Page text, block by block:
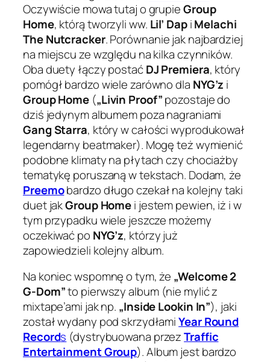
Oczywiście mowa tutaj o grupieGroup
Home, którą tworzyli ww. Lil’ DapiMelachi
The Nutcracker. Porównanie jak najbardziej
na miejscu ze względu na kilka czynników.
Oba duety łączy postaćDJ Premiera, który
pomógł bardzo wiele zarówno dla NYG’z i
Group Home („Livin Proof”pozostaje do
dziś jedynym albumem poza nagraniami
Gang Starra, który w całości wyprodukował
legendarny beatmaker). Mogę też wymienić
podobne klimaty na płytach czy chociażby
tematykę poruszaną w tekstach. Dodam, że
Preemobardzo długo czekał na kolejny taki
duet jakGroup Homei jestem pewien, iż i w
tym przypadku wiele jeszcze możemy
oczekiwać po NYG’z, którzy już
zapowiedzieli kolejny album.
Na koniec wspomnę o tym, że „Welcome 2
G-Dom”to pierwszy album (nie mylić z
mixtape’ami jak np. „Inside Lookin In”), jaki
został wydany pod skrzydłamiYear Round
Records (dystrybuowana przezTraffic
Entertainment Group). Album jest bardzo